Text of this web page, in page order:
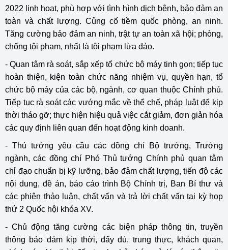
2022 linh hoạt, phù hợp với tình hình dịch bệnh, bảo đảm an
toàn và chất lượng. Củng cố tiềm quốc phòng, an ninh.
Tăng cường bảo đảm an ninh, trật tự an toàn xã hội; phòng,
chống tội phạm, nhất là tội phạm lừa đảo.
- Quan tâm rà soát, sắp xếp tổ chức bộ máy tinh gọn; tiếp tục
hoàn thiện, kiện toàn chức năng nhiệm vụ, quyền hạn, tổ
chức bộ máy của các bộ, ngành, cơ quan thuộc Chính phủ.
Tiếp tục rà soát các vướng mắc về thể chế, pháp luật để kịp
thời tháo gỡ; thực hiện hiệu quả việc cắt giảm, đơn giản hóa
các quy định liên quan đến hoạt động kinh doanh.
- Thủ tướng yêu cầu các đồng chí Bộ trưởng, Trưởng
ngành, các đồng chí Phó Thủ tướng Chính phủ quan tâm
chỉ đạo chuẩn bị kỹ lưỡng, bảo đảm chất lượng, tiến độ các
nội dung, đề án, báo cáo trình Bộ Chính trị, Ban Bí thư và
các phiên thảo luận, chất vấn và trả lời chất vấn tại kỳ họp
thứ 2 Quốc hội khóa XV.
- Chủ động tăng cường các biện pháp thông tin, truyền
thông bảo đảm kịp thời, đẩy đủ, trung thực, khách quan,